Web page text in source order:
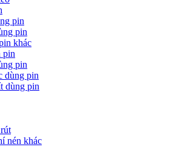
pin
pin
khác
pin
pin
dùng pin
dùng pin
nén khác